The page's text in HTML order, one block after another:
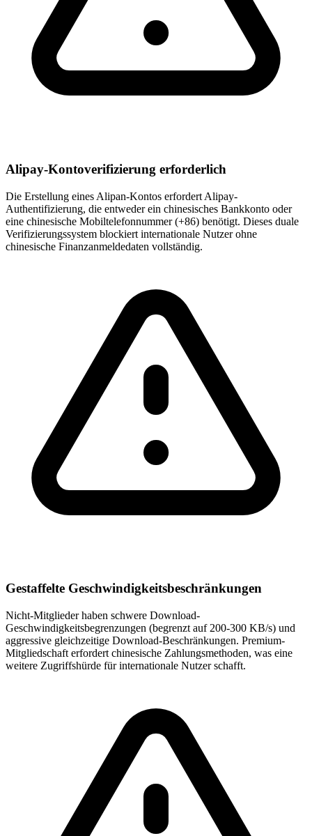
Alipay-Kontoverifizierung erforderlich
Die Erstellung eines Alipan-Kontos erfordert Alipay-
Authentifizierung, die entweder ein chinesisches Bankkonto oder
eine chinesische Mobiltelefonnummer (+86) benötigt. Dieses duale
Verifizierungssystem blockiert internationale Nutzer ohne
chinesische Finanzanmeldedaten vollständig.
Gestaffelte Geschwindigkeitsbeschränkungen
Nicht-Mitglieder haben schwere Download-
Geschwindigkeitsbegrenzungen (begrenzt auf 200-300 KB/s) und
aggressive gleichzeitige Download-Beschränkungen. Premium-
Mitgliedschaft erfordert chinesische Zahlungsmethoden, was eine
weitere Zugriffshürde für internationale Nutzer schafft.